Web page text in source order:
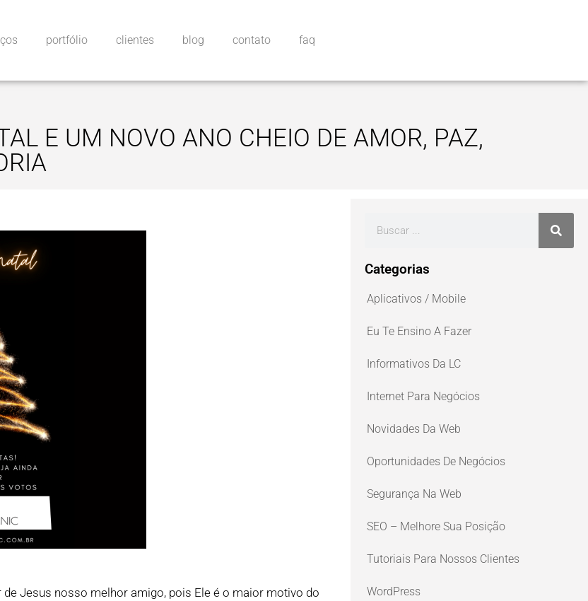
portfólio clientes blog contato faq
E UM NOVO ANO CHEIO DE AMOR, PAZ,
Jesus nosso melhor amigo, pois Ele é o maior motivo do
Categorias
Aplicativos / Mobile
Eu Te Ensino A Fazer
Informativos Da LC
Internet Para Negócios
Novidades Da Web
Oportunidades De Negócios
Segurança Na Web
SEO – Melhore Sua Posição
Tutoriais Para Nossos Clientes
WordPress